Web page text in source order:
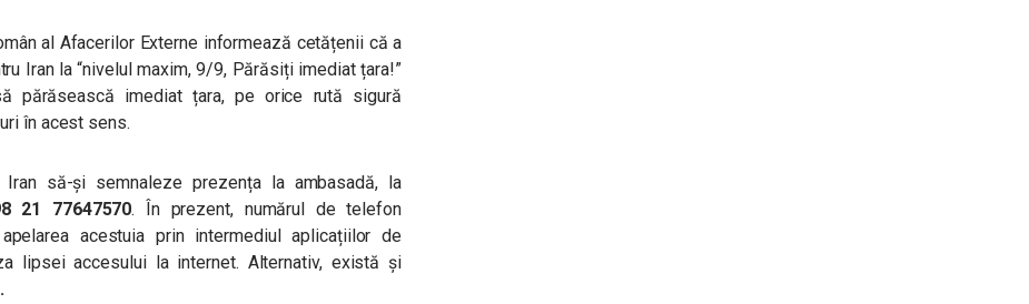
al Afacerilor Externe informează cetățenii că a
Iran la “nivelul maxim, 9/9, Părăsiți imediat țara!”
părăsească imediat țara, pe orice rută sigură
în acest sens.
să-și semnaleze prezența la ambasadă, la
21 77647570. În prezent, numărul de telefon
acestuia prin intermediul aplicațiilor de
lipsei accesului la internet. Alternativ, există și